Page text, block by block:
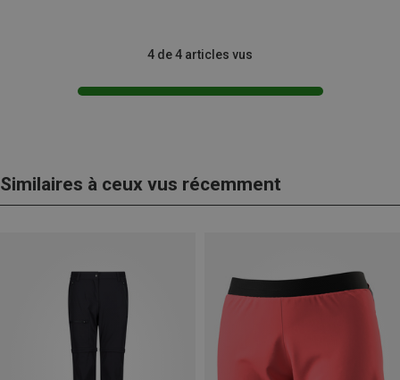
4 de 4 articles vus
Similaires à ceux vus récemment